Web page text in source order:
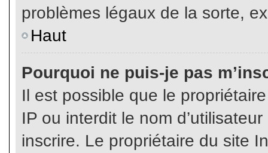
problèmes légaux de la sorte,
Haut
Pourquoi ne puis-je pas
Il est possible que le
IP ou interdit le nom
inscrire. Le propriétaire du site